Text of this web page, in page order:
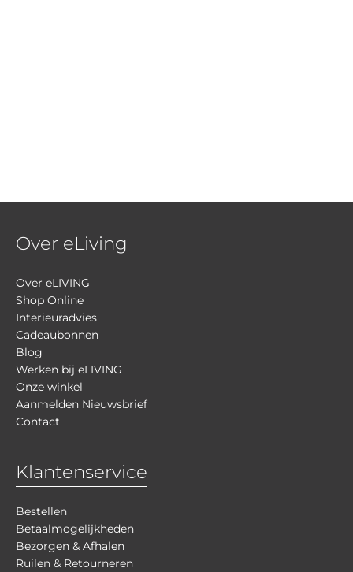
Over eLiving
Over eLIVING
Shop Online
Interieuradvies
Cadeaubonnen
Blog
Werken bij eLIVING
Onze winkel
Aanmelden Nieuwsbrief
Contact
Klantenservice
Bestellen
Betaalmogelijkheden
Bezorgen & Afhalen
Ruilen & Retourneren